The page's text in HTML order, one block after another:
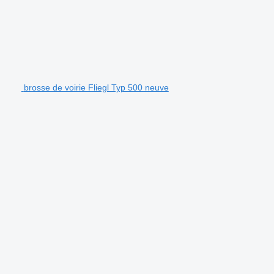
brosse de voirie Fliegl Typ 500 neuve